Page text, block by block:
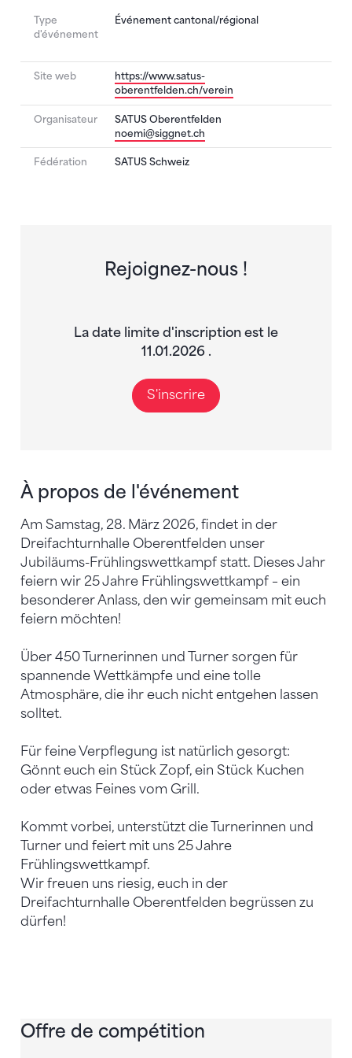
Type
d'événement
Événement cantonal/régional
Site web
https://www.satus-
oberentfelden.ch/verein
Organisateur
SATUS Oberentfelden
noemi@siggnet.ch
Fédération SATUS Schweiz
Rejoignez-nous !
La date limite d'inscription est le
11.01.2026 .
S'inscrire
À propos de l'événement
Am Samstag, 28. März 2026, findet in der
Dreifachturnhalle Oberentfelden unser
Jubiläums-Frühlingswettkampf statt. Dieses Jahr
feiern wir 25 Jahre Frühlingswettkampf – ein
besonderer Anlass, den wir gemeinsam mit euch
feiern möchten!
Über 450 Turnerinnen und Turner sorgen für
spannende Wettkämpfe und eine tolle
Atmosphäre, die ihr euch nicht entgehen lassen
solltet.
Für feine Verpflegung ist natürlich gesorgt:
Gönnt euch ein Stück Zopf, ein Stück Kuchen
oder etwas Feines vom Grill.
Kommt vorbei, unterstützt die Turnerinnen und
Turner und feiert mit uns 25 Jahre
Frühlingswettkampf.
Wir freuen uns riesig, euch in der
Dreifachturnhalle Oberentfelden begrüssen zu
dürfen!
Offre de compétition